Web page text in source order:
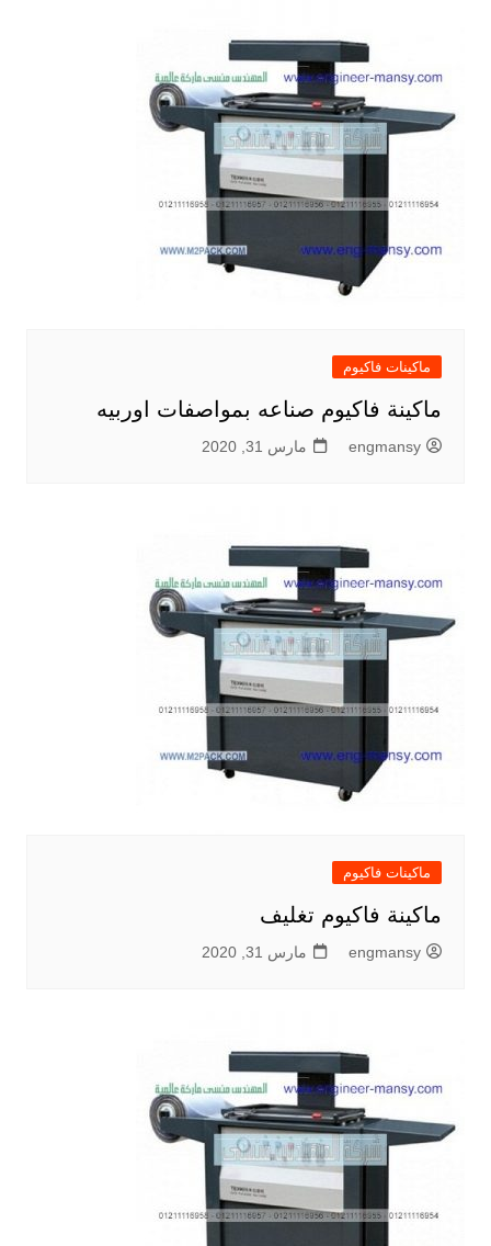
ماكينات فاكيوم
ماكينة فاكيوم صناعه بمواصفات اوربيه
engmansy مارس 31, 2020
ماكينات فاكيوم
ماكينة فاكيوم تغليف
engmansy مارس 31, 2020